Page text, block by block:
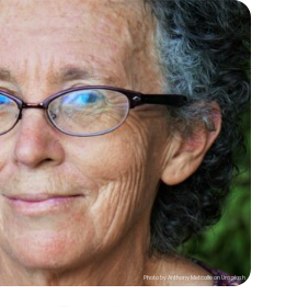
Photo by Anthony Metcalfe on Unsplash